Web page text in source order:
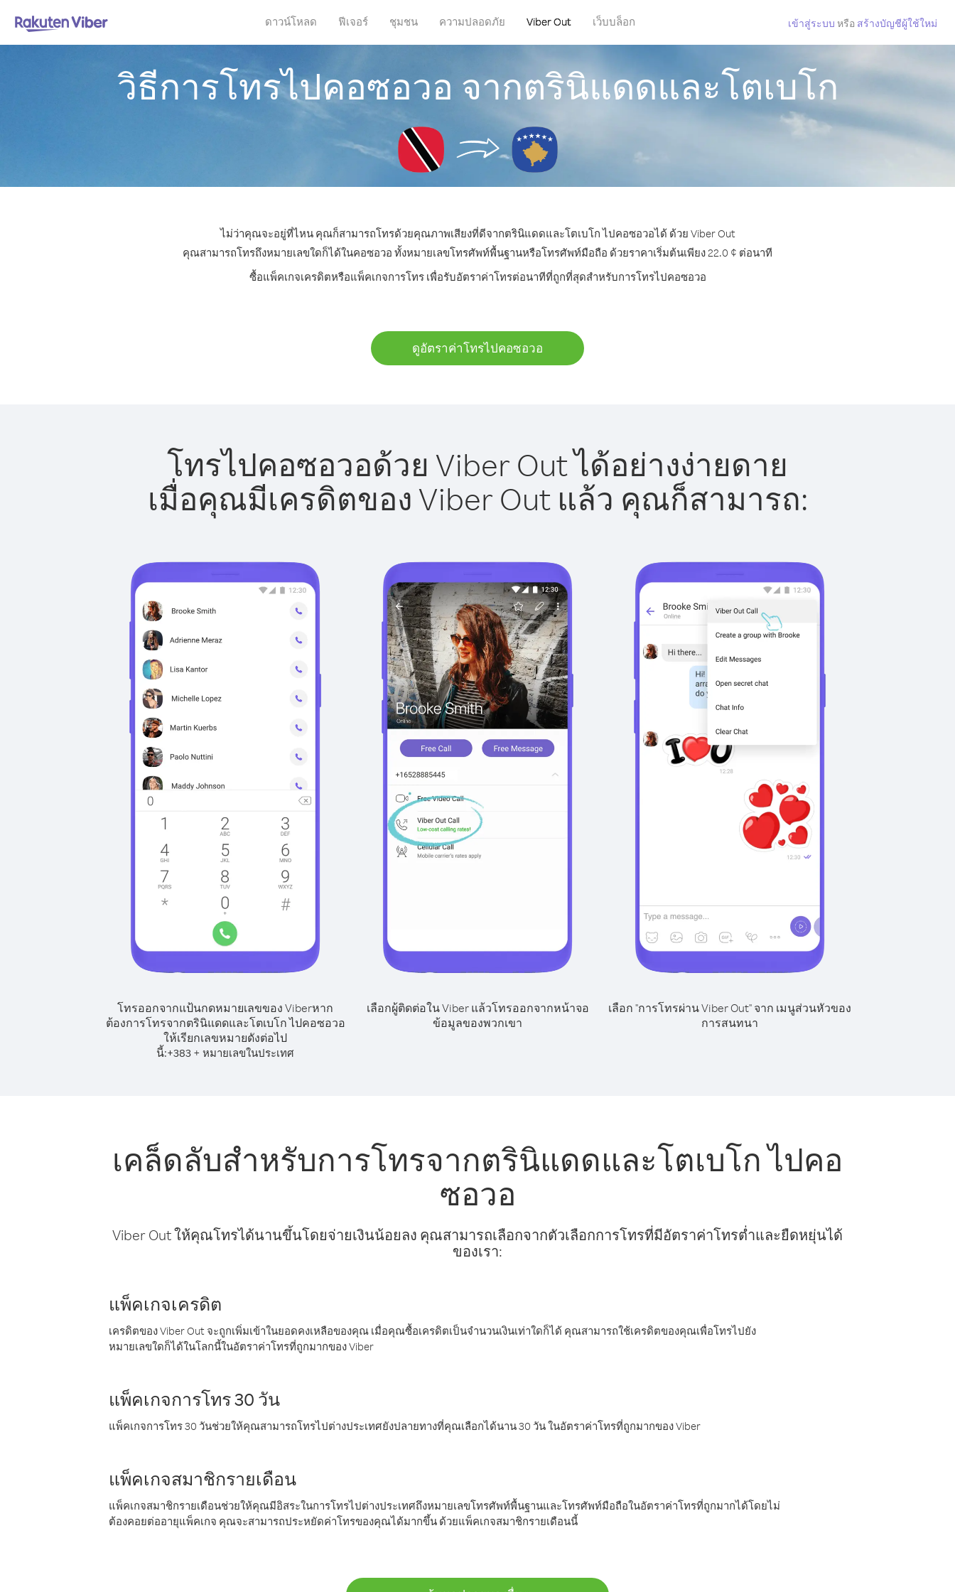
ดาวน์โหลด ฟีเจอร์ ชุมชน ความปลอดภัย Viber Out เว็บบล็อก เข้าสู่ระบบ หรือ สร้างบัญชีผู้ใช้ใหม่
วิธีการโทรไปคอซอวอ จากตรินิแดดและโตเบโก
ไม่ว่าคุณจะอยู่ที่ไหน คุณก็สามารถโทรด้วยคุณภาพเสียงที่ดีจากตรินิแดดและโตเบโก ไปคอซอวอได้ ด้วย Viber Out
คุณสามารถโทรถึงหมายเลขใดก็ได้ในคอซอวอ ทั้งหมายเลขโทรศัพท์พื้นฐานหรือโทรศัพท์มือถือ ด้วยราคาเริ่มต้นเพียง 22.0 ¢ ต่อนาที
ซื้อแพ็คเกจเครดิตหรือแพ็คเกจการโทร เพื่อรับอัตราค่าโทรต่อนาทีที่ถูกที่สุดสำหรับการโทรไปคอซอวอ
ดูอัตราค่าโทรไปคอซอวอ
โทรไปคอซอวอด้วย Viber Out ได้อย่างง่ายดาย
เมื่อคุณมีเครดิตของ Viber Out แล้ว คุณก็สามารถ:
โทรออกจากแป้นกดหมายเลขของ Viberหาก
ต้องการโทรจากตรินิแดดและโตเบโก ไปคอซอวอ
ให้เรียกเลขหมายดังต่อไป
นี้:+383 + หมายเลขในประเทศ
เลือกผู้ติดต่อใน Viber แล้วโทรออกจากหน้าจอ
ข้อมูลของพวกเขา
เลือก "การโทรผ่าน Viber Out" จาก เมนูส่วนหัวของ
การสนทนา
เคล็ดลับสำหรับการโทรจากตรินิแดดและโตเบโก ไปคอ
ซอวอ
Viber Out ให้คุณโทรได้นานขึ้นโดยจ่ายเงินน้อยลง คุณสามารถเลือกจากตัวเลือกการโทรที่มีอัตราค่าโทรต่ำและยืดหยุ่นได้
ของเรา:
แพ็คเกจเครดิต
เครดิตของ Viber Out จะถูกเพิ่มเข้าในยอดคงเหลือของคุณ เมื่อคุณซื้อเครดิตเป็นจำนวนเงินเท่าใดก็ได้ คุณสามารถใช้เครดิตของคุณเพื่อโทรไปยัง
หมายเลขใดก็ได้ในโลกนี้ในอัตราค่าโทรที่ถูกมากของ Viber
แพ็คเกจการโทร 30 วัน
แพ็คเกจการโทร 30 วันช่วยให้คุณสามารถโทรไปต่างประเทศยังปลายทางที่คุณเลือกได้นาน 30 วัน ในอัตราค่าโทรที่ถูกมากของ Viber
แพ็คเกจสมาชิกรายเดือน
แพ็คเกจสมาชิกรายเดือนช่วยให้คุณมีอิสระในการโทรไปต่างประเทศถึงหมายเลขโทรศัพท์พื้นฐานและโทรศัพท์มือถือในอัตราค่าโทรที่ถูกมากได้โดยไม่
ต้องคอยต่ออายุแพ็คเกจ คุณจะสามารถประหยัดค่าโทรของคุณได้มากขึ้น ด้วยแพ็คเกจสมาชิกรายเดือนนี้